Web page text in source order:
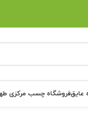
عایقفروشگاه چسب مرکزی